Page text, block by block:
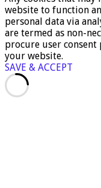
website to function
personal data via
are termed as non-
procure user
your website.
SAVE & ACCEPT